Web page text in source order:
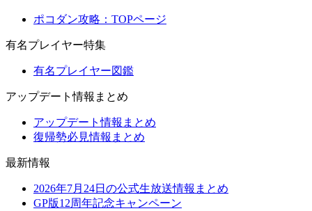
ポコダン攻略：TOPページ
有名プレイヤー特集
有名プレイヤー図鑑
アップデート情報まとめ
アップデート情報まとめ
復帰勢必見情報まとめ
最新情報
2026年7月24日の公式生放送情報まとめ
GP版12周年記念キャンペーン